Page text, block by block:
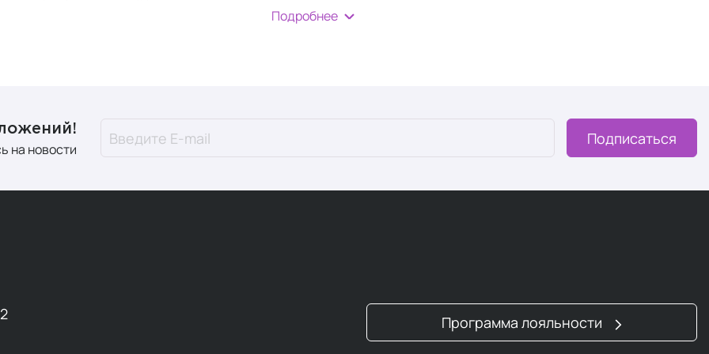
мужской кожи лица
она на 20-25% толще благодаря более плотному коллагеновому слою.
подвержена различным проблемам, таким как акне, черные точки и возрастные изменения. Для борьбы с ними
использовать
Подробнее
на новости
Подписаться
Программа лояльности